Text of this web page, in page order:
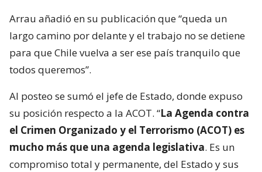
Arrau añadió en su publicación que “queda un
largo camino por delante y el trabajo no se detiene
para que Chile vuelva a ser ese país tranquilo que
todos queremos”.
Al posteo se sumó el jefe de Estado, donde expuso
su posición respecto a la ACOT. “La Agenda contra
el Crimen Organizado y el Terrorismo (ACOT) es
mucho más que una agenda legislativa. Es un
compromiso total y permanente, del Estado y sus